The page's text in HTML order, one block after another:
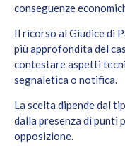
conseguenze
Il ricorso al Giudice di
più approfondita del
contestare aspetti
segnaletica o notifica.
La scelta dipende dal
dalla presenza di punti
opposizione.